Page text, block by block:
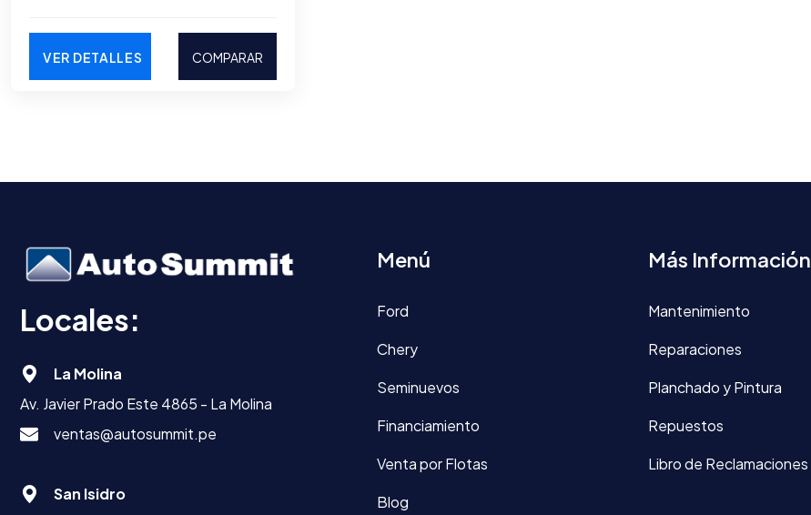
VER DETALLES COMPARAR
Locales:
La Molina
Av. Javier Prado Este 4865 - La Molina
ventas@autosummit.pe
San Isidro
Menú
Ford
Chery
Seminuevos
Financiamiento
Venta por Flotas
Blog
Más Información
Mantenimiento
Reparaciones
Planchado y Pintura
Repuestos
Libro de Reclamaciones